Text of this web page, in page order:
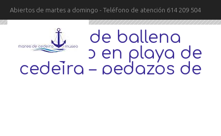
Abiertos de martes a domingo - Teléfono de atención 614 209 504
resto de ballena
recogido en playa de
cedeira – pedazos de